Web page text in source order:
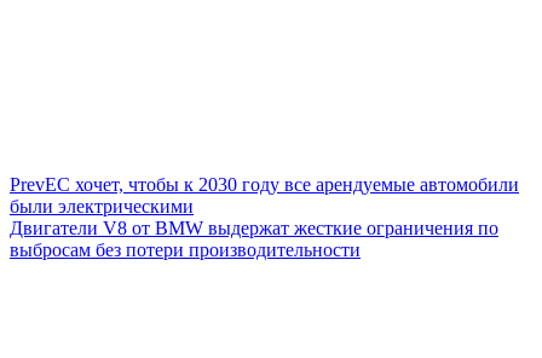
PrevЕС хочет, чтобы к 2030 году все арендуемые автомобили
были электрическими
Двигатели V8 от BMW выдержат жесткие ограничения по
выбросам без потери производительности